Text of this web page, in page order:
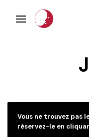
Vous ne trouvez pas
réservez-le en